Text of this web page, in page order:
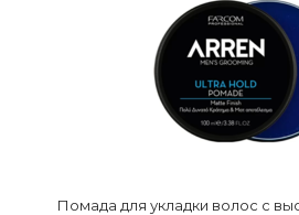
Помада для укладки волос с